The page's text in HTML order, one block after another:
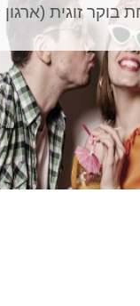
בוקר זוגית (ארגון